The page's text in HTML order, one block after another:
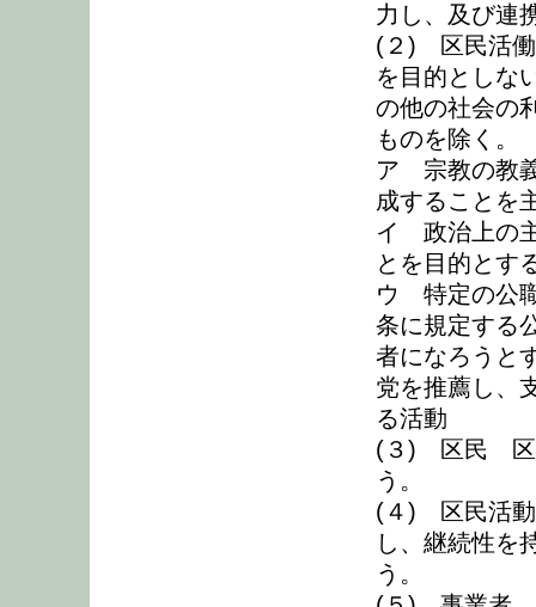
力し、及び連
(２) 区民活働
を目的としな
の他の社会の
ものを除く。
ア 宗教の教
成することを
イ 政治上の
とを目的とす
ウ 特定の公
条に規定する
者になろうと
党を推薦し、
る活動
(３) 区民 区
う。
(４) 区民活動
し、継続性を
う。